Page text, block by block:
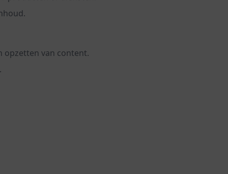
opzetten van content.